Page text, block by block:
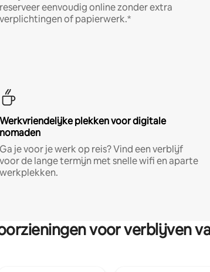
reserveer eenvoudig online zonder extra
verplichtingen of papierwerk.*
Werkvriendelijke plekken voor digitale
nomaden
Ga je voor je werk op reis? Vind een verblijf
voor de lange termijn met snelle wifi en aparte
werkplekken.
voor verblijven